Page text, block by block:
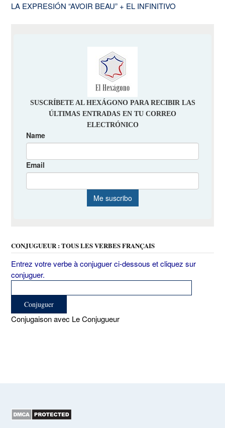
LA EXPRESIÓN “AVOIR BEAU” + EL INFINITIVO
CONJUGUEUR : TOUS LES VERBES FRANÇAIS
Entrez votre verbe à conjuguer ci-dessous et cliquez sur
conjuguer.
Conjugaison avec Le Conjugueur